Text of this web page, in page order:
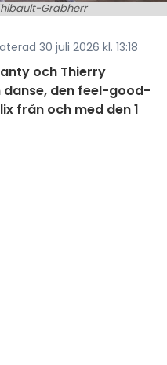
Grabherr
30 juli 2026 kl. 13:18
och Thierry
danse, den feel-good-
från och med den 1